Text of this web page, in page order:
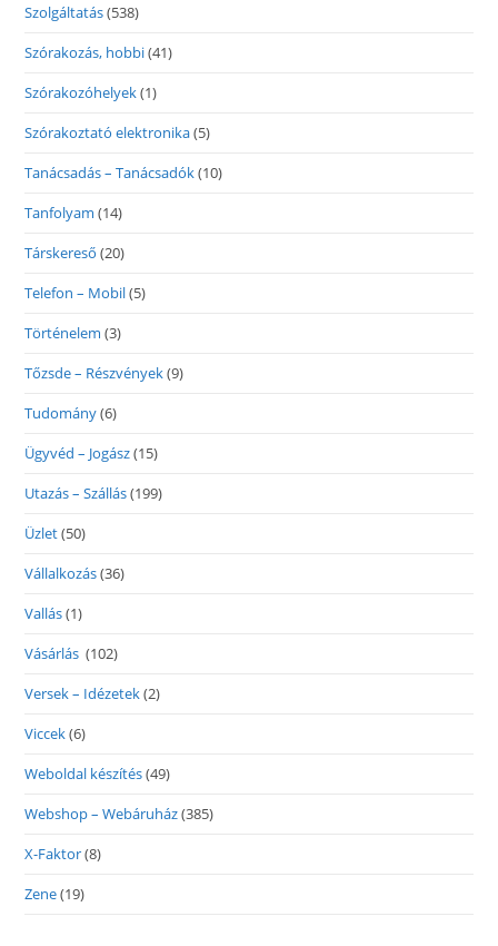
Szolgáltatás(538)
Szórakozás, hobbi(41)
Szórakozóhelyek(1)
Szórakoztató elektronika(5)
Tanácsadás – Tanácsadók(10)
Tanfolyam (14)
Társkereső (20)
Telefon – Mobil(5)
Történelem (3)
Tőzsde – Részvények(9)
Tudomány(6)
Ügyvéd – Jogász(15)
Utazás – Szállás(199)
Üzlet(50)
Vállalkozás(36)
Vallás(1)
Vásárlás (102)
Versek – Idézetek(2)
Viccek(6)
Weboldal készítés(49)
Webshop – Webáruház(385)
X-Faktor(8)
Zene(19)